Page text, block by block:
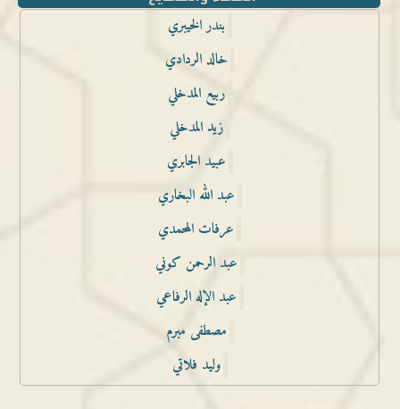
بندر الخيبري
خالد الردادي
ربيع المدخلي
زيد المدخلي
عبيد الجابري
عبد الله البخاري
عرفات المحمدي
عبد الرحمن كوني
عبد الإله الرفاعي
مصطفى مبرم
وليد فلاتي